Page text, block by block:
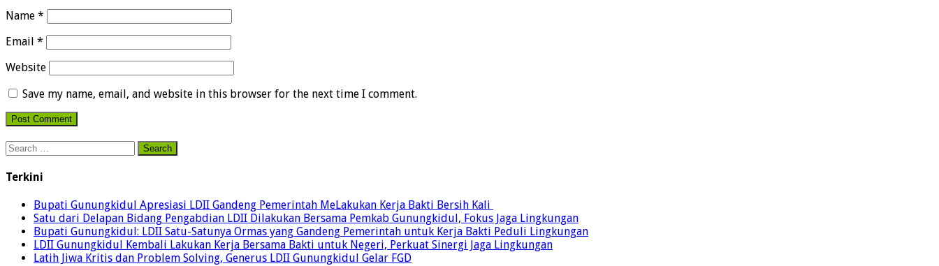
Name *
Email *
Website
Save my name, email, and website in this browser for the next time I comment.
Search
for:
Terkini
Bupati Gunungkidul Apresiasi LDII Gandeng Pemerintah MeLakukan Kerja Bakti Bersih Kali ‎
Satu dari Delapan Bidang Pengabdian LDII Dilakukan Bersama Pemkab Gunungkidul, Fokus Jaga Lingkungan
Bupati Gunungkidul: LDII Satu-Satunya Ormas yang Gandeng Pemerintah untuk Kerja Bakti Peduli Lingkungan
LDII Gunungkidul Kembali Lakukan Kerja Bersama Bakti untuk Negeri, Perkuat Sinergi Jaga Lingkungan
Latih Jiwa Kritis dan Problem Solving, Generus LDII Gunungkidul Gelar FGD